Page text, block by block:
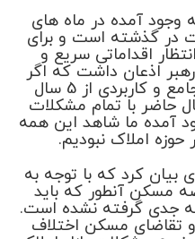
آمده در ماه های
در گذشته است و برای
اقداماتی سریع و
اذعان داشت که اگر
سیاست ها و برنامه های جامع و کاربردی از 5 سال
حاضر با تمام مشکلات
آمده ما شاهد این همه
املاک نبودیم.
کرد که با توجه به
مسکن آنطور که باید
جدی گرفته نشده است.
مسکن اختلاف